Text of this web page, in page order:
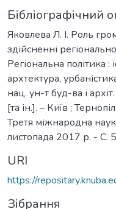
Бібліографічний
Яковлева Л. І. Роль
здійсненні
Регіональна політика :
архтектура,
нац. ун-т буд-ва і
[та ін.]. – Київ ;
Третя міжнародна
листопада 2017 р. - С.
URI
https://
Зібрання